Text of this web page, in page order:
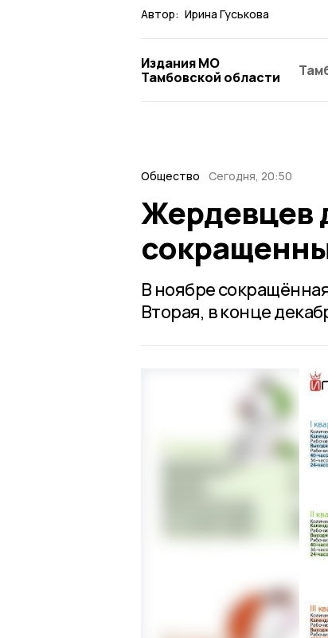
Автор: Ирина Гуськова
Издания МО
Тамбовской области
Общество Сегодня, 20:50
Жердевцев
В ноябре
Вторая, в конце